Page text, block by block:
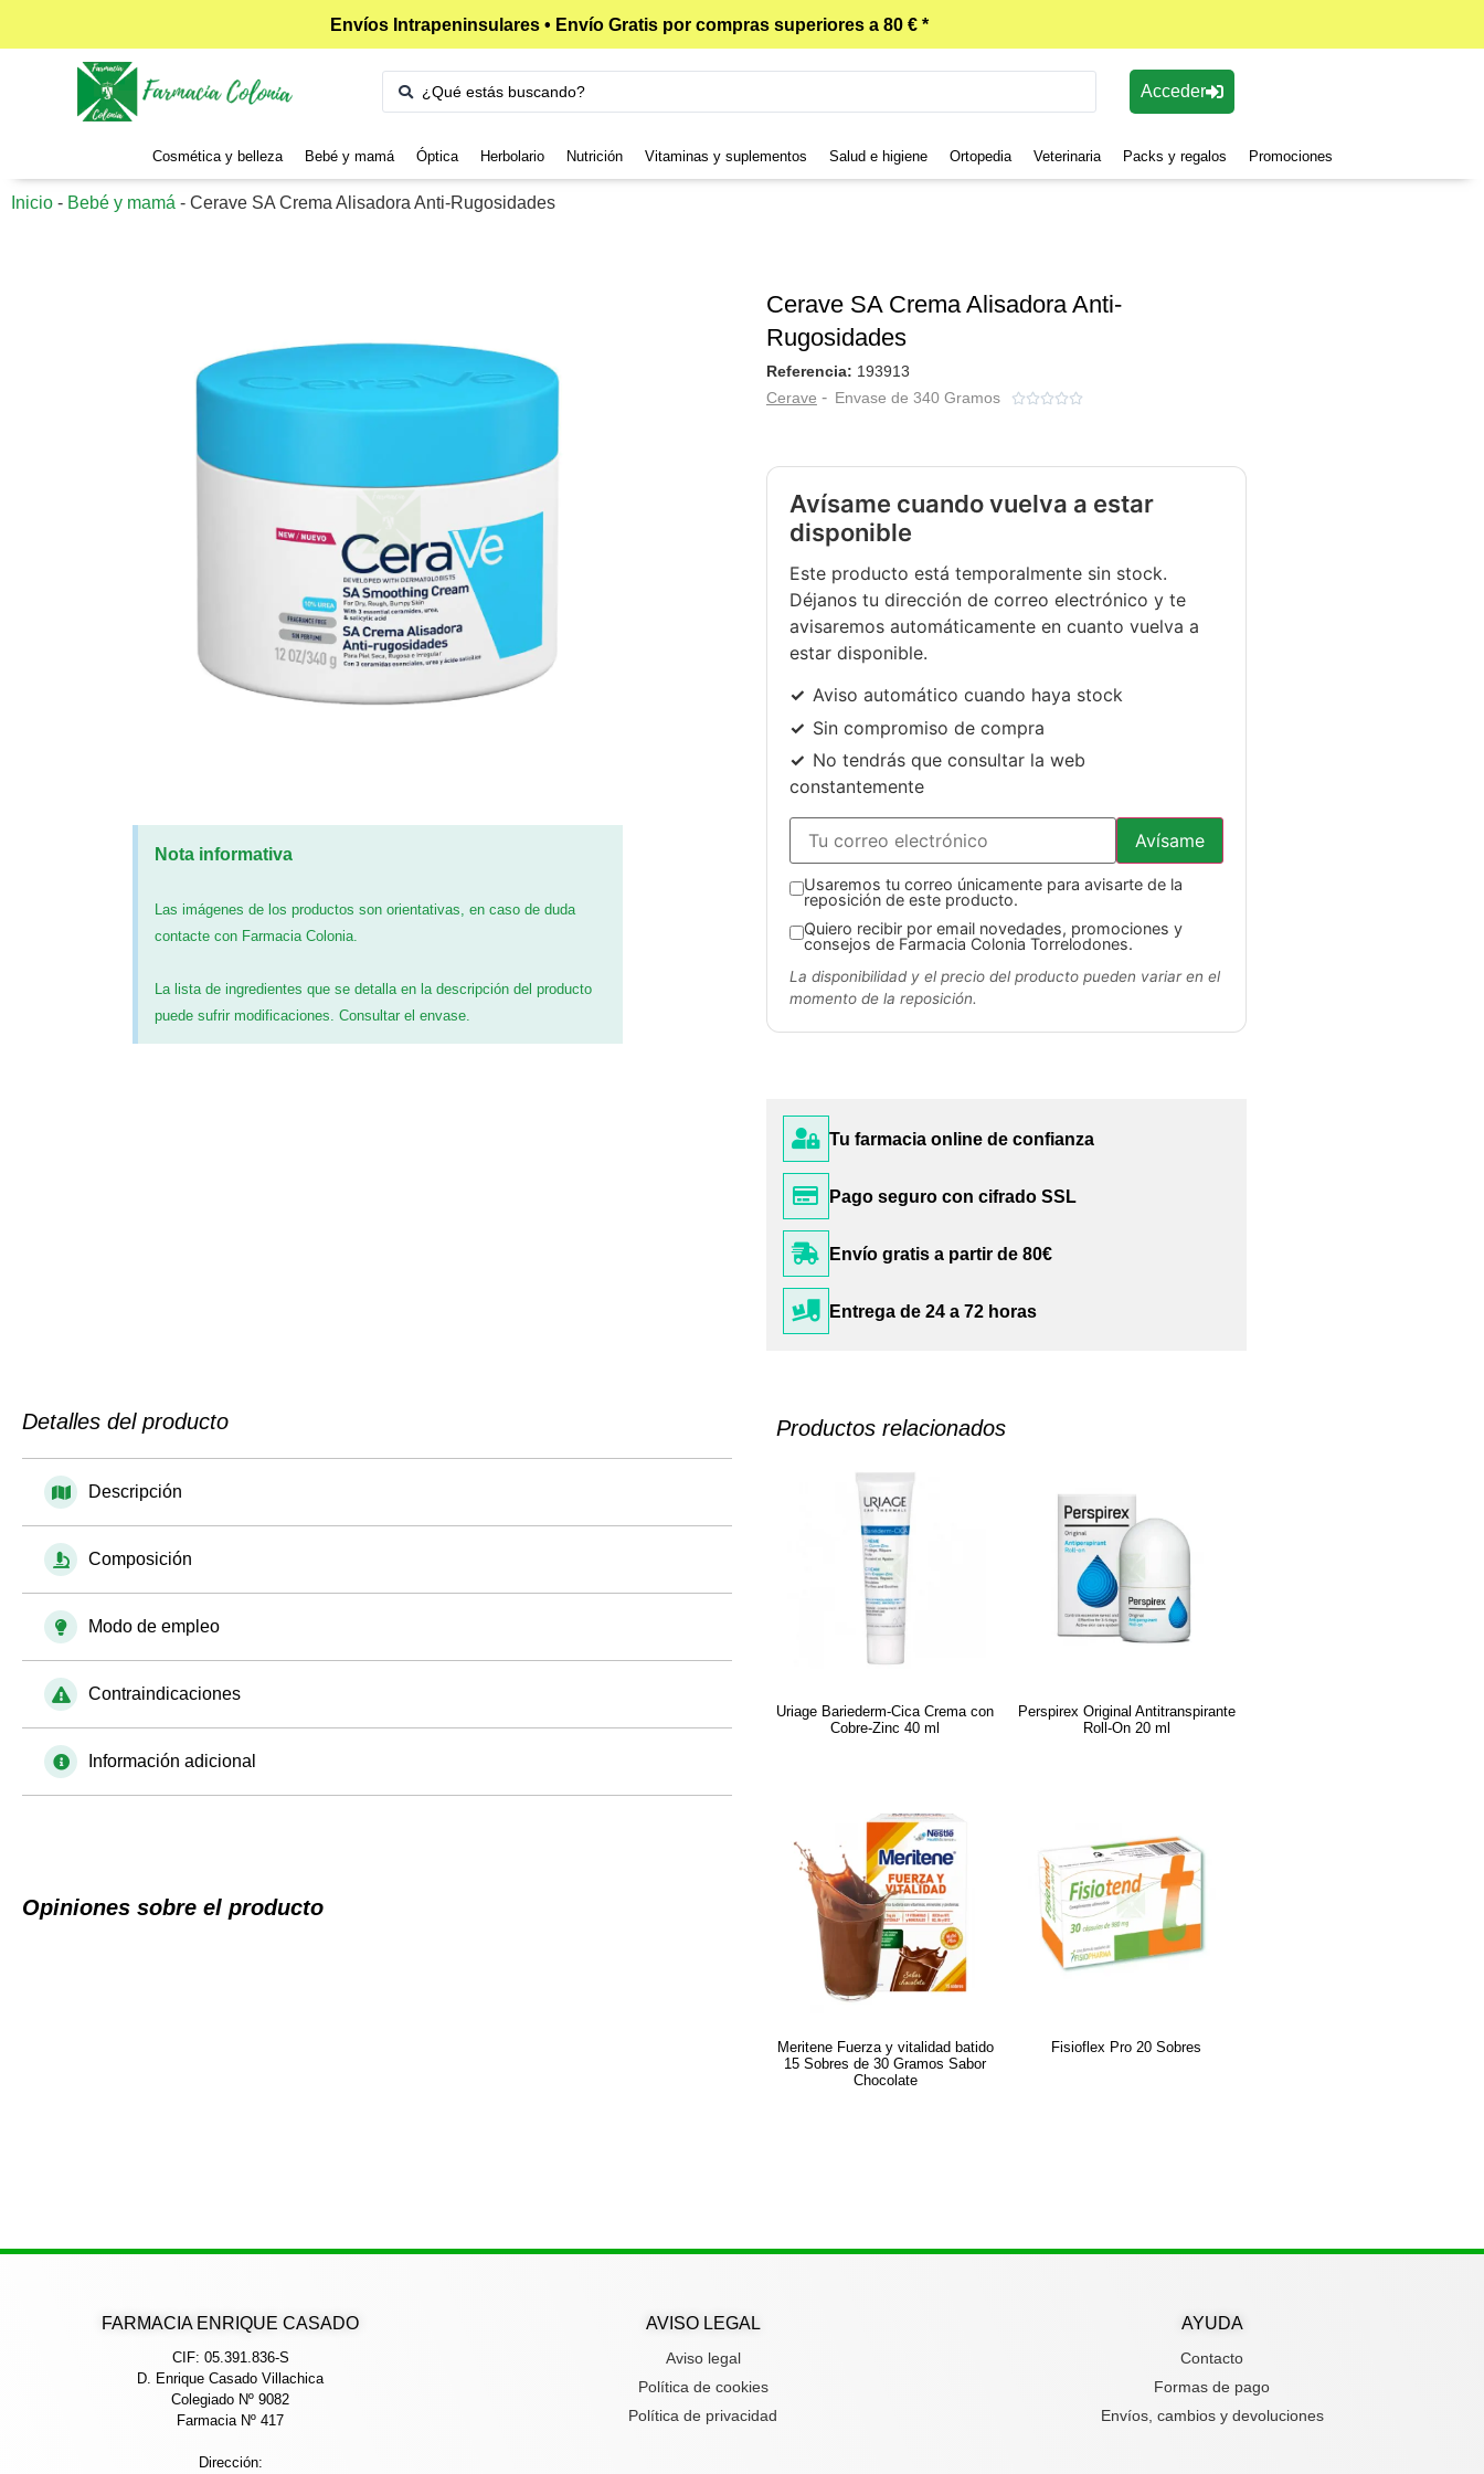
Envíos Intrapeninsulares • Envío Gratis por compras superiores a 80 € *
Acceder
Cosmética y belleza Bebé y mamá Óptica Herbolario Nutrición Vitaminas y suplementos Salud e higiene Ortopedia Veterinaria Packs y regalos Promociones
Inicio - Bebé y mamá - Cerave SA Crema Alisadora Anti-Rugosidades
Nota informativa
Las imágenes de los productos son orientativas, en caso de duda
contacte con Farmacia Colonia.
La lista de ingredientes que se detalla en la descripción del producto
puede sufrir modificaciones. Consultar el envase.
Cerave SA Crema Alisadora Anti-
Rugosidades
Referencia: 193913
Cerave - Envase de 340 Gramos 
Avísame cuando vuelva a estar
disponible
Este producto está temporalmente sin stock.
Déjanos tu dirección de correo electrónico y te
avisaremos automáticamente en cuanto vuelva a
estar disponible.
Aviso automático cuando haya stock
Sin compromiso de compra
No tendrás que consultar la web
constantemente
Avísame
Usaremos tu correo únicamente para avisarte de la
reposición de este producto.
Quiero recibir por email novedades, promociones y
consejos de Farmacia Colonia Torrelodones.
La disponibilidad y el precio del producto pueden variar en el
momento de la reposición.
Tu farmacia online de confianza
Pago seguro con cifrado SSL
Envío gratis a partir de 80€
Entrega de 24 a 72 horas
Detalles del producto
Descripción
Composición
Modo de empleo
Contraindicaciones
Información adicional
Opiniones sobre el producto
Productos relacionados
Uriage Bariederm-Cica Crema con
Cobre-Zinc 40 ml
Perspirex Original Antitranspirante
Roll-On 20 ml
Meritene Fuerza y vitalidad batido
15 Sobres de 30 Gramos Sabor
Chocolate
Fisioflex Pro 20 Sobres
FARMACIA ENRIQUE CASADO
CIF: 05.391.836-S
D. Enrique Casado Villachica
Colegiado Nº 9082
Farmacia Nº 417
Dirección:
AVISO LEGAL
Aviso legal
Política de cookies
Política de privacidad
AYUDA
Contacto
Formas de pago
Envíos, cambios y devoluciones